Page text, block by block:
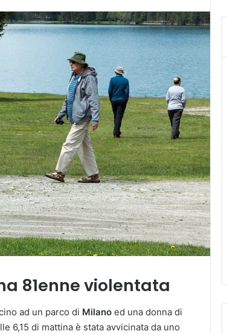
81enne violentata
ad un parco di Milano ed una donna di
6,15 di mattina è stata avvicinata da uno